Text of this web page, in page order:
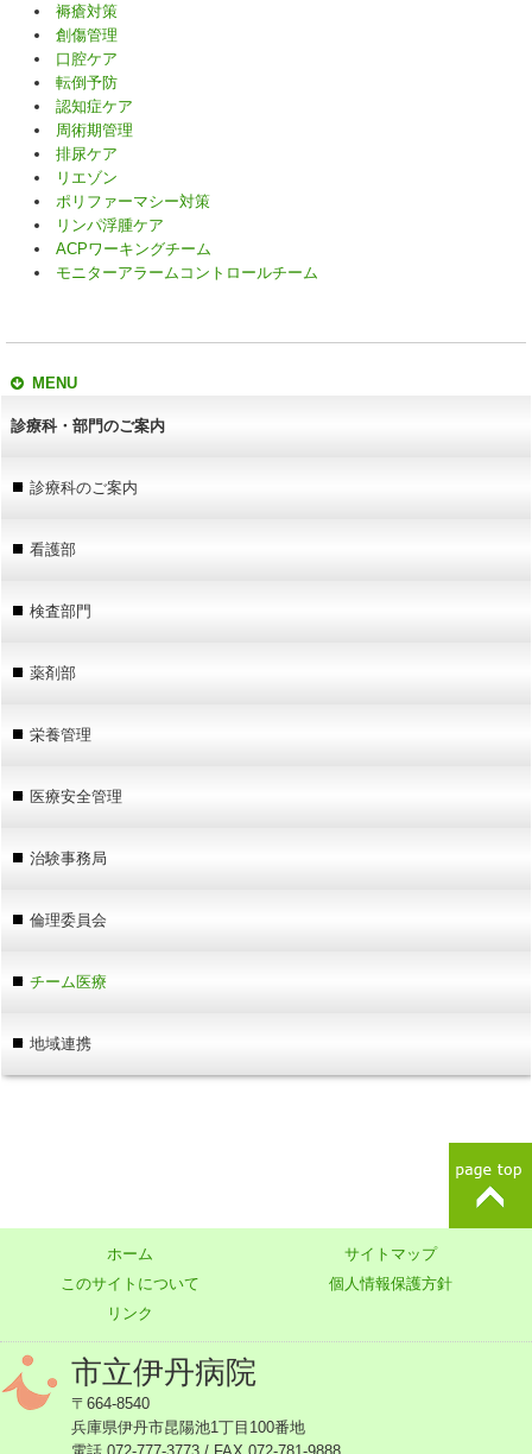
褥瘡対策
創傷管理
口腔ケア
転倒予防
認知症ケア
周術期管理
排尿ケア
リエゾン
ポリファーマシー対策
リンパ浮腫ケア
ACPワーキングチーム
モニターアラームコントロールチーム
MENU
診療科・部門のご案内
診療科のご案内
看護部
検査部門
薬剤部
栄養管理
医療安全管理
治験事務局
倫理委員会
チーム医療
地域連携
ホーム
サイトマップ
このサイトについて
個人情報保護方針
リンク
市立伊丹病院
〒664-8540
兵庫県伊丹市昆陽池1丁目100番地